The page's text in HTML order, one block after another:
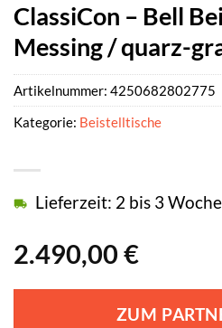
ClassiCon – Bell
Messing / quarz-
2.490,00 €
Lieferzeit: 2 bis 3
ZUM
Artikelnummer: 4250682802775
Kategorie: Beistelltische